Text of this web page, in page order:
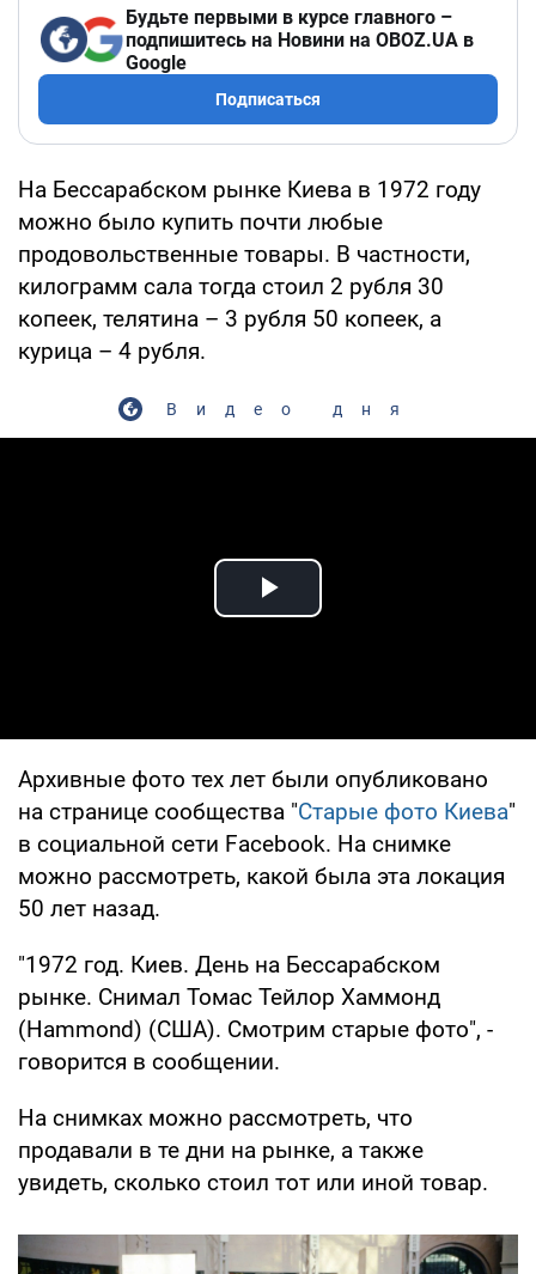
Будьте первыми в курсе главного –
подпишитесь на Новини на OBOZ.UA в
Google
Подписаться
На Бессарабском рынке Киева в 1972 году
можно было купить почти любые
продовольственные товары. В частности,
килограмм сала тогда стоил 2 рубля 30
копеек, телятина – 3 рубля 50 копеек, а
курица – 4 рубля.
Видео дня
Play Video
Архивные фото тех лет были опубликовано
на странице сообщества "Старые фото Киева"
в социальной сети Facebook. На снимке
можно рассмотреть, какой была эта локация
50 лет назад.
"1972 год. Киев. День на Бессарабском
рынке. Снимал Томас Тейлор Хаммонд
(Hammond) (США). Смотрим старые фото", -
говорится в сообщении.
На снимках можно рассмотреть, что
продавали в те дни на рынке, а также
увидеть, сколько стоил тот или иной товар.